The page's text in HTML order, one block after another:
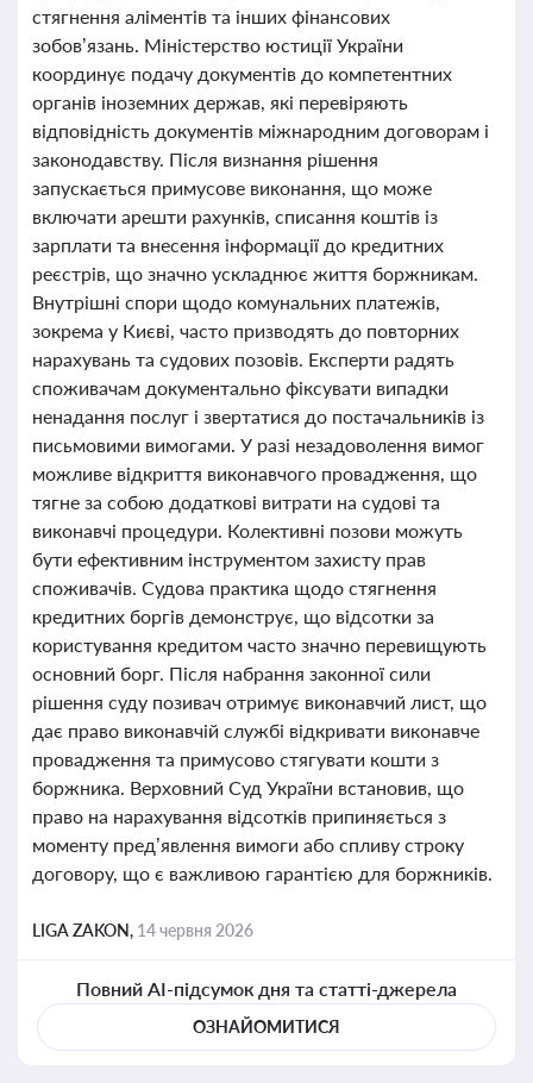
стягнення аліментів та інших фінансових
зобов’язань. Міністерство юстиції України
координує подачу документів до компетентних
органів іноземних держав, які перевіряють
відповідність документів міжнародним договорам і
законодавству. Після визнання рішення
запускається примусове виконання, що може
включати арешти рахунків, списання коштів із
зарплати та внесення інформації до кредитних
реєстрів, що значно ускладнює життя боржникам.
Внутрішні спори щодо комунальних платежів,
зокрема у Києві, часто призводять до повторних
нарахувань та судових позовів. Експерти радять
споживачам документально фіксувати випадки
ненадання послуг і звертатися до постачальників із
письмовими вимогами. У разі незадоволення вимог
можливе відкриття виконавчого провадження, що
тягне за собою додаткові витрати на судові та
виконавчі процедури. Колективні позови можуть
бути ефективним інструментом захисту прав
споживачів. Судова практика щодо стягнення
кредитних боргів демонструє, що відсотки за
користування кредитом часто значно перевищують
основний борг. Після набрання законної сили
рішення суду позивач отримує виконавчий лист, що
дає право виконавчій службі відкривати виконавче
провадження та примусово стягувати кошти з
боржника. Верховний Суд України встановив, що
право на нарахування відсотків припиняється з
моменту пред’явлення вимоги або спливу строку
договору, що є важливою гарантією для боржників.
LIGA ZAKON, 14 червня 2026
Повний AI-підсумок дня та статті-джерела
ОЗНАЙОМИТИСЯ